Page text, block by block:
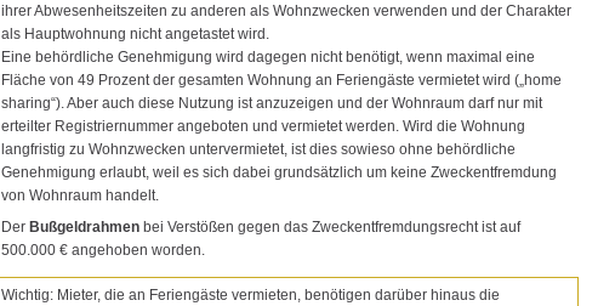
ihrer Abwesenheitszeiten zu anderen als Wohnzwecken verwenden und der Charakter
als Hauptwohnung nicht angetastet wird.
Eine behördliche Genehmigung wird dagegen nicht benötigt, wenn maximal eine
Fläche von 49 Prozent der gesamten Wohnung an Feriengäste vermietet wird („home
sharing“). Aber auch diese Nutzung ist anzuzeigen und der Wohnraum darf nur mit
erteilter Registriernummer angeboten und vermietet werden. Wird die Wohnung
langfristig zu Wohnzwecken untervermietet, ist dies sowieso ohne behördliche
Genehmigung erlaubt, weil es sich dabei grundsätzlich um keine Zweckentfremdung
von Wohnraum handelt.
Der Bußgeldrahmen bei Verstößen gegen das Zweckentfremdungsrecht ist auf
500.000 € angehoben worden.
Wichtig: Mieter, die an Feriengäste vermieten, benötigen darüber hinaus die